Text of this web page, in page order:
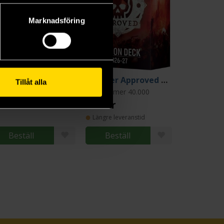
Marknadsföring
Tillåt alla
kr
Beställ
Chapter Approved Mission Deck
Warhammer 40.000
260 kr
Längre leveranstid
Beställ